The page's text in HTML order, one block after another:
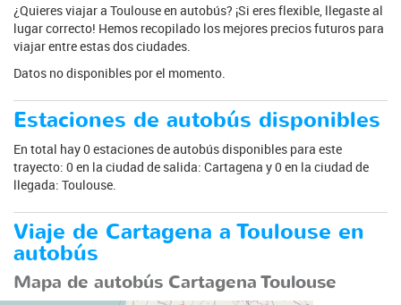
¿Quieres viajar a Toulouse en autobús? ¡Si eres flexible, llegaste al
lugar correcto! Hemos recopilado los mejores precios futuros para
viajar entre estas dos ciudades.
Datos no disponibles por el momento.
Estaciones de autobús disponibles
En total hay 0 estaciones de autobús disponibles para este
trayecto: 0 en la ciudad de salida: Cartagena y 0 en la ciudad de
llegada: Toulouse.
Viaje de Cartagena a Toulouse en
autobús
Mapa de autobús Cartagena Toulouse